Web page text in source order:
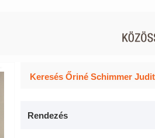
Keresés Őriné Schimmer
Rendezés